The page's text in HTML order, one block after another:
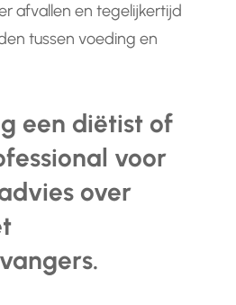
afvallen en tegelijkertijd
tussen voeding en
een diëtist of
voor
over